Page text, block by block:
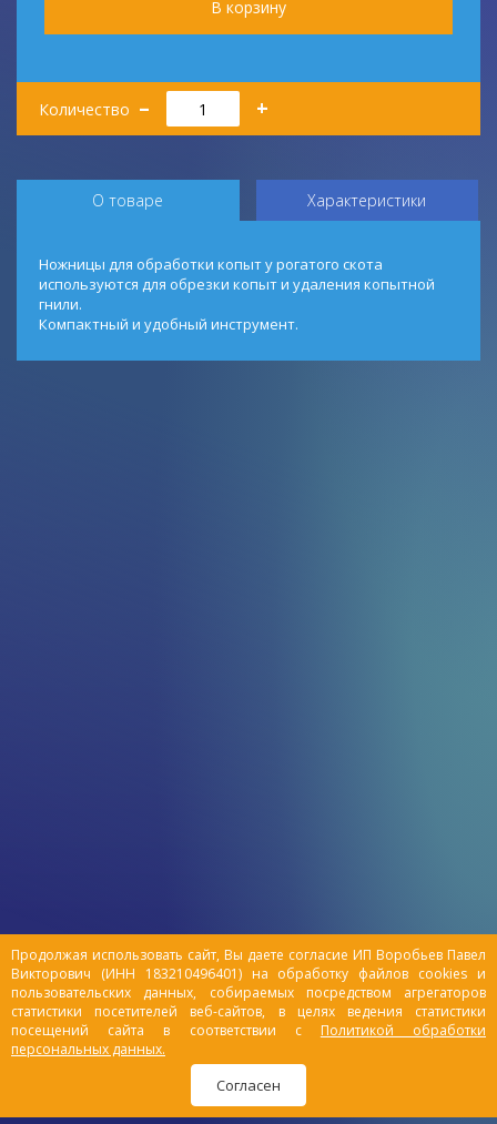
Продолжая использовать сайт, Вы даете согласие ИП Воробьев Павел
Викторович (ИНН 183210496401) на обработку файлов cookies и
пользовательских данных, собираемых посредством агрегаторов
статистики посетителей веб-сайтов, в целях ведения статистики
посещений сайта в соответствии с Политикой обработки
персональных данных.
Согласен
Количество
Количество
– +
О товаре Характеристики
Ножницы для обработки копыт у рогатого скота
используются для обрезки копыт и удаления копытной
гнили.
Компактный и удобный инструмент.